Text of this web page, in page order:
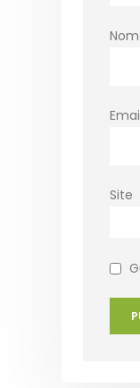
Site